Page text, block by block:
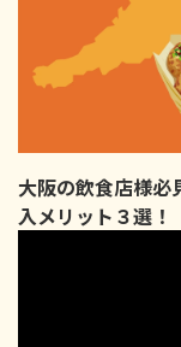
大阪の飲食店様必
入メリット３選！